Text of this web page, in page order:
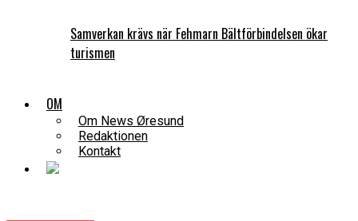
Samverkan krävs när Fehmarn Bältförbindelsen ökar
turismen
OM
Om News Øresund
Redaktionen
Kontakt